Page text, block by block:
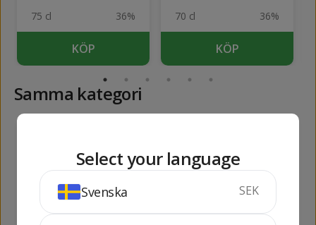
75 cl 36%
KÖP
70 cl 36%
KÖP
Samma kategori
Select your language
Svenska SEK